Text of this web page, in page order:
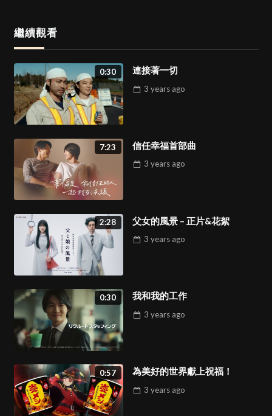
繼續觀看
0:30 連接著一切
3 years ago
7:23 信任幸福首部曲
3 years ago
2:28 父女的風景 – 正片&花絮
3 years ago
0:30 我和我的工作
3 years ago
0:57 為美好的世界獻上祝福！
3 years ago